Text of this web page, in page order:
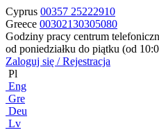
Cyprus 00357 25222910
Greece 00302130305080
Godziny pracy centrum
od poniedziałku do piątku (od
Zaloguj się / Rejestracja
Pl
Eng
Gre
Deu
Lv